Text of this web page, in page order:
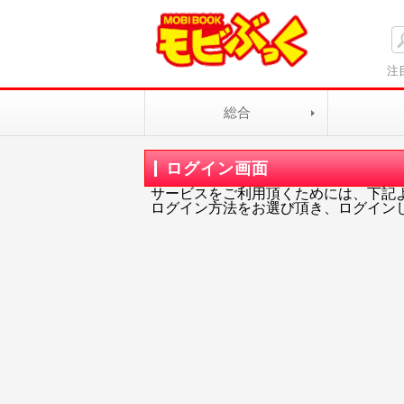
注
総合
ログイン画面
サービスをご利用頂くためには、下記
ログイン方法をお選び頂き、ログイン